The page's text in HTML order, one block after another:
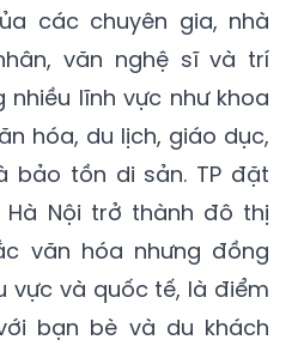
các chuyên gia, nhà
văn nghệ sĩ và trí
lĩnh vực như khoa
hóa, du lịch, giáo dục,
bảo tồn di sản. TP đặt
Nội trở thành đô thị
văn hóa nhưng đồng
vực và quốc tế, là điểm
bạn bè và du khách